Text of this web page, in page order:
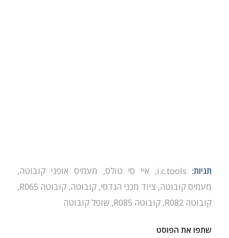
תגיות: i.c.tools
, איי סי טולס, מעמיס אופני קובוטה,
מעמיס קובוטה, ציוד מכני הנדסי,קובוטה,קובוטה R065
,
קובוטה R082
, קובוטה R085 , שופל קובוטה
שתפו את הפוסט